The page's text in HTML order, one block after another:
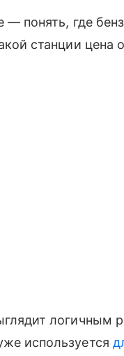
понять, где
станции цена
логичным
используется